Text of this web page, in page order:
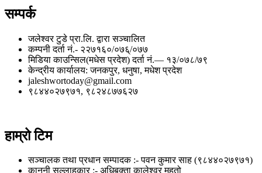
सम्पर्क
जलेश्वर टुडे प्रा.लि. द्वारा सञ्चालित
कम्पनी दर्ता नं.- २२७१६०/०७६्/०७७
मिडिया काउन्सिल(मधेस प्रदेश) दर्ता नं.— १३/०७८/७९
केन्द्रीय कार्यालय: जनकपुर, धनुषा, मधेश प्रदेश
jaleshwortoday@gmail.com
९८४४०२७९७१, ९८२४८७७६२७
हाम्रो टिम
सञ्चालक तथा प्रधान सम्पादक :- पवन कुमार साह (९८४४०२७९७१)
कानुनी सल्लाहकार :- अधिबक्ता कालेश्वर महतो